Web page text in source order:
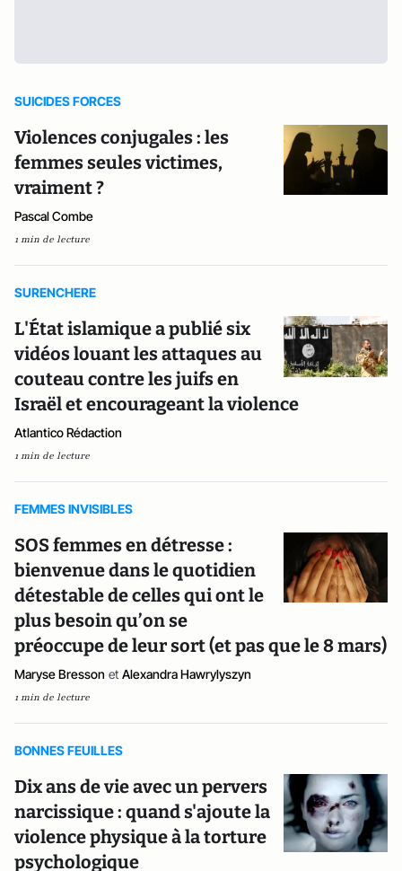
SUICIDES FORCES
Violences conjugales : les
femmes seules victimes,
vraiment ?
Pascal Combe
1 min de lecture
SURENCHERE
L'État islamique a publié six
vidéos louant les attaques au
couteau contre les juifs en
Israël et encourageant la violence
Atlantico Rédaction
1 min de lecture
FEMMES INVISIBLES
SOS femmes en détresse :
bienvenue dans le quotidien
détestable de celles qui ont le
plus besoin qu’on se
préoccupe de leur sort (et pas que le 8 mars)
Maryse Bresson et Alexandra Hawrylyszyn
1 min de lecture
BONNES FEUILLES
Dix ans de vie avec un pervers
narcissique : quand s'ajoute la
violence physique à la torture
psychologique